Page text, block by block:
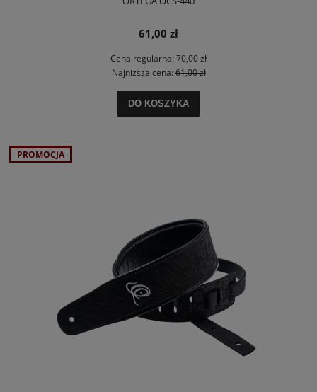
61,00 zł
Cena regularna: 70,00 zł
Najniższa cena:61,00 zł
DO KOSZYKA
PROMOCJA